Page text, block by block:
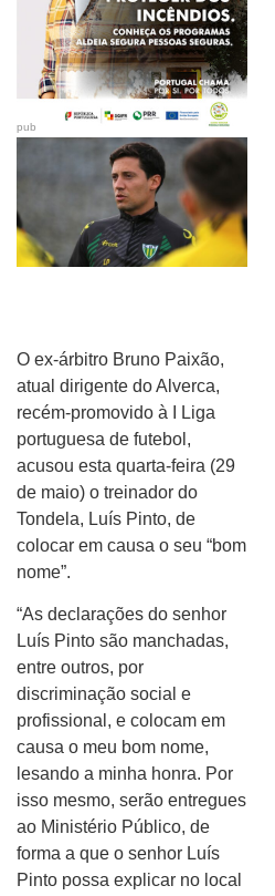
pub
O ex-árbitro Bruno Paixão,
atual dirigente do Alverca,
recém-promovido à I Liga
portuguesa de futebol,
acusou esta quarta-feira (29
de maio) o treinador do
Tondela, Luís Pinto, de
colocar em causa o seu “bom
nome”.
“As declarações do senhor
Luís Pinto são manchadas,
entre outros, por
discriminação social e
profissional, e colocam em
causa o meu bom nome,
lesando a minha honra. Por
isso mesmo, serão entregues
ao Ministério Público, de
forma a que o senhor Luís
Pinto possa explicar no local